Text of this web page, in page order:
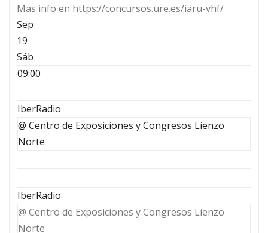
Mas info en https://concursos.ure.es/iaru-vhf/
Sep
19
Sáb
09:00
IberRadio
@ Centro de Exposiciones y Congresos Lienzo
Norte
IberRadio
@ Centro de Exposiciones y Congresos Lienzo
Norte